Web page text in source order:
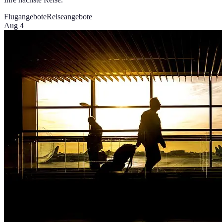
FlugangeboteReiseangebote
Aug 4